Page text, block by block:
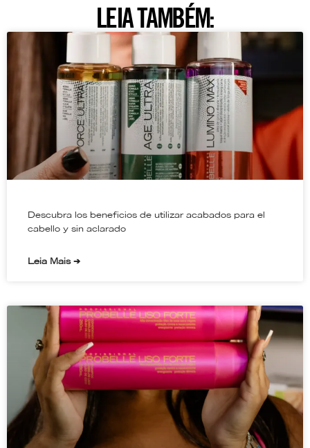
LEIA TAMBÉM:
Descubra los beneficios de utilizar acabados para el
cabello y sin aclarado
Leia Mais ➔